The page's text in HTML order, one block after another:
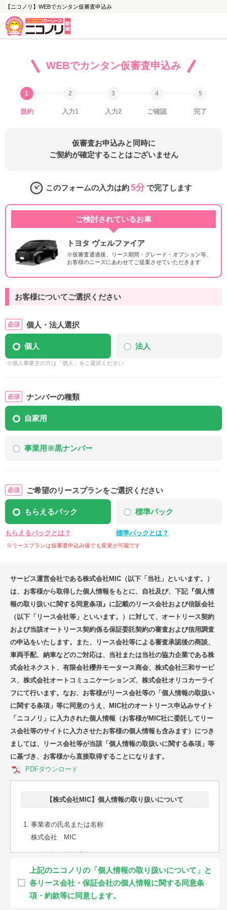
【ニコノリ】WEBでカンタン仮審査申込み
WEBでカンタン仮審査申込み
規約 入力1 入力2 ご確認 完了
仮審査お申込みと同時に
ご契約が確定することはございません
このフォームの入力は約 5分 で完了します
ご検討されているお車
トヨタ ヴェルファイア
※仮審査通過後、リース期間・グレード・オプション等、
お客様のニーズにあわせてご提案させていただきます
お客様についてご選択ください
個人・法人選択
個人 法人
※個人事業主の方は「個人」をご選択ください
ナンバーの種類
自家用
事業用※黒ナンバー
ご希望のリースプランをご選択ください
もらえるパック 標準パック
もらえるパックとは？ 標準パックとは？
※リースプランは仮審査申込み後でも変更が可能です
サービス運営会社である株式会社MIC（以下「当社」といいます。）
は、お客様から取得した個人情報をもとに、自社及び、下記『個人情
報の取り扱いに関する同意条項』に記載のリース会社および信販会社
（以下「リース会社等」といいます。）に対して、オートリース契約
および当該オートリース契約係る保証委託契約の審査および信用調査
の申込をいたします。また、リース会社等による審査承認後の商談、
車両手配、納車などのご対応は、当社または当社の協力企業である株
式会社ネクスト、有限会社櫻井モータース商会、株式会社三和サービ
ス、株式会社オートコミュニケーションズ、株式会社オリコカーライ
フにて行います。なお、お客様がリース会社等の「個人情報の取扱い
に関する条項」等に同意のうえ、MIC社のオートリース申込みサイト
「ニコノリ」に入力された個人情報（お客様がMIC社に委託してリー
ス会社等のサイトに入力させたお客様の個人情報も含みます）につき
ましては、リース会社等が当該「個人情報の取扱いに関する条項」等
に基づき、お客様から直接取得することになります。
PDFダウンロード
【株式会社MIC】個人情報の取り扱いについて
事業者の氏名または名称
株式会社 MIC
個人情報保護管理者
TB事業部長
個人情報の利用目的
当社は、以下の利用目的の達成の範囲に限り、お客様の個人
上記のニコノリの「個人情報の取り扱いについて」と
各リース会社・保証会社の個人情報に関する同意条
項・約款等に同意します。